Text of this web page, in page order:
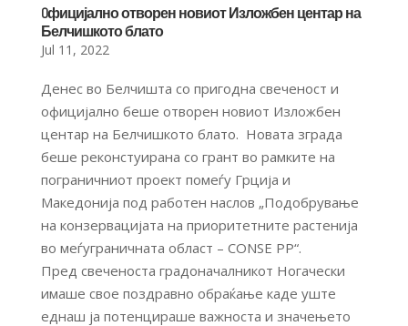
Oфицијално отворен новиот Изложбен центар на
Белчишкото блато
Jul 11, 2022
Денес во Белчишта со пригодна свеченост и
официјално беше отворен новиот Изложбен
центар на Белчишкото блато. Новата зграда
беше реконстуирана со грант во рамките на
пограничниот проект помеѓу Грција и
Македонија под работен наслов „Подобрување
на конзервацијата на приоритетните растенија
во меѓуграничната област – CONSE PP“.
Пред свеченоста градоначалникот Ногачески
имаше свое поздравно обраќање каде уште
еднаш ја потенцираше важноста и значењето